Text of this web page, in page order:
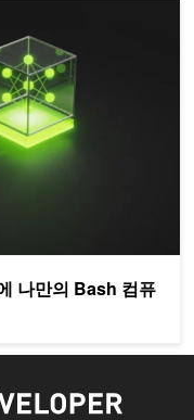
나만의 Bash 컴퓨